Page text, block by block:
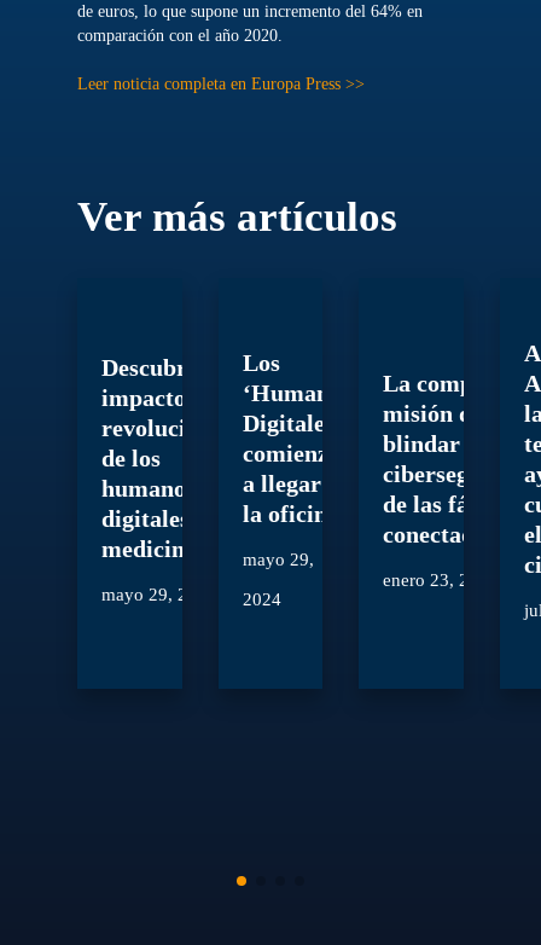
de euros, lo que supone un incremento del 64% en
comparación con el año 2020.
Leer noticia completa en Europa Press >>
Ver más artículos
Descubre el
impacto
revolucionario
de los
humanos
digitales en la
medicina
mayo 29, 2024
Los
‘Humanos
Digitales’
comienzan
a llegar a
la oficina
mayo 29,
2024
La compleja
misión de
blindar la
ciberseguridad
de las fábricas
conectadas
enero 23, 2024